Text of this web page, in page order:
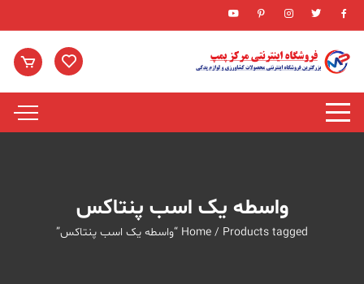
Skip
to
content
واسطه یک اسب پنتاکس
Home / Products tagged “واسطه یک اسب پنتاکس”